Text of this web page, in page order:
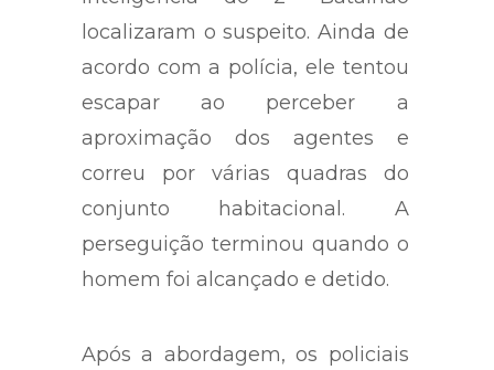
localizaram o suspeito. Ainda de
acordo com a polícia, ele tentou
escapar ao perceber a
aproximação dos agentes e
correu por várias quadras do
conjunto habitacional. A
perseguição terminou quando o
homem foi alcançado e detido.
Após a abordagem, os policiais